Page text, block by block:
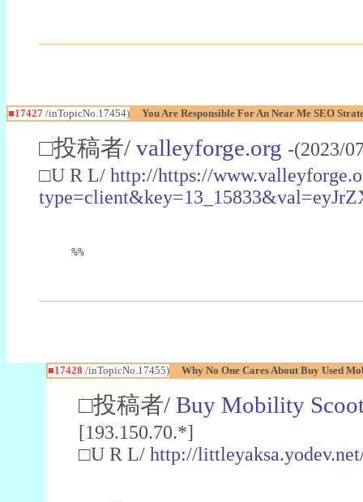
■17427 /inTopicNo.17454) You Are Responsible For An Near Me SEO
□投稿者/ valleyforge.org -(2023/
□U R L/ http://https://
%%
■17428 /inTopicNo.17455) Why No One Cares About Buy Used
□投稿者/ Buy Mobility
[193.150.70.*]
□U R L/ http://